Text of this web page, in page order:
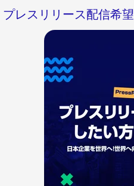
プレスリリース配信希望